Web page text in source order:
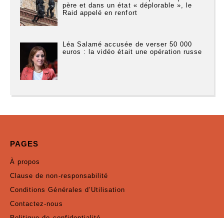
père et dans un état « déplorable », le
Raid appelé en renfort
Léa Salamé accusée de verser 50 000
euros : la vidéo était une opération russe
PAGES
À propos
Clause de non-responsabilité
Conditions Générales d’Utilisation
Contactez-nous